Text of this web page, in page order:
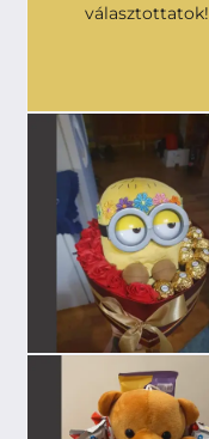
választottatok!